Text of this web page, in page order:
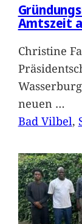
Amtszeit
Christine
neuen …
Bad Vilbel,